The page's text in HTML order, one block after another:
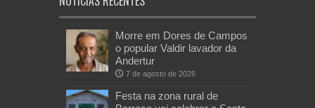
Morre em Dores de Campos
o popular Valdir lavador da
Andertur
7 de agosto de 2026
Festa na zona rural de